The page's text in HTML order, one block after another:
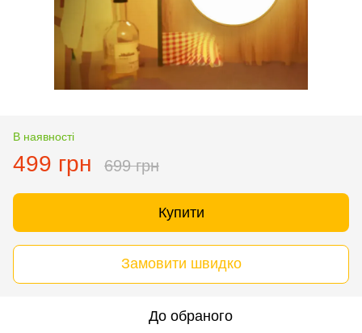
В наявності
499 грн 699 грн
Купити
Замовити швидко
До обраного